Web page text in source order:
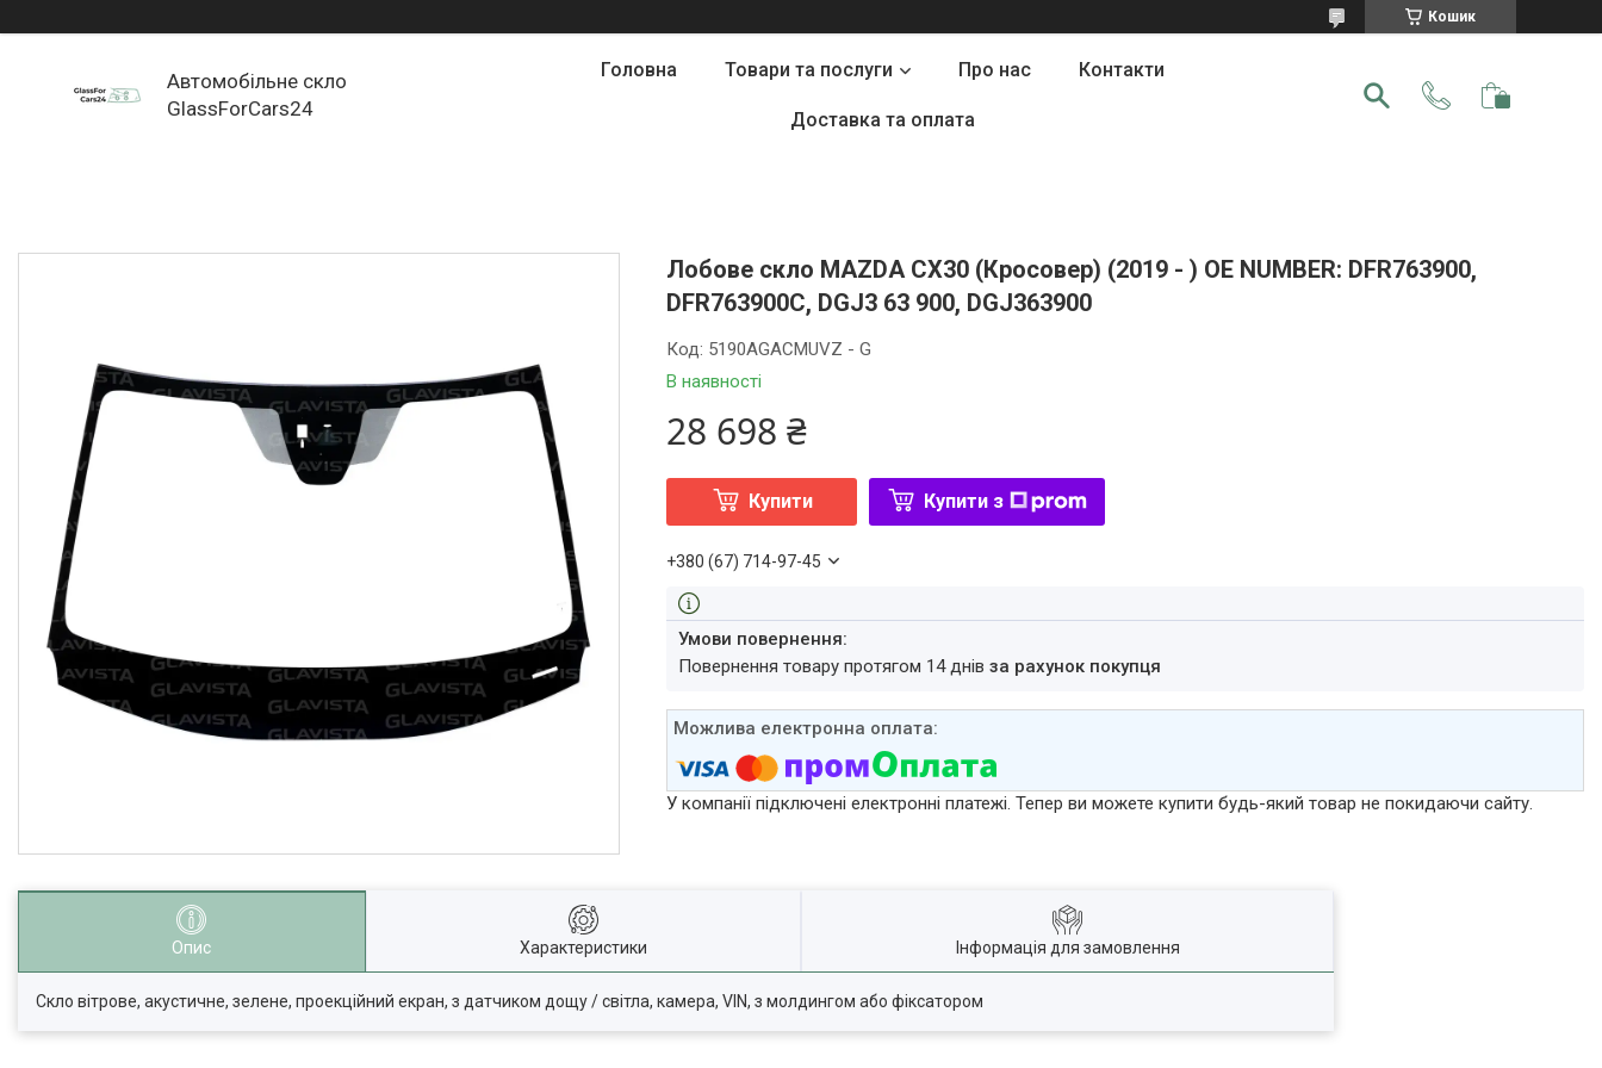
Кошик
Автомобільне скло
GlassForCars24
Головна Товари та послуги Про нас Контакти
Доставка та оплата
Лобове скло MAZDA CX30 (Кросовер) (2019 - ) OE NUMBER: DFR763900,
DFR763900C, DGJ3 63 900, DGJ363900
В наявності
Код: 5190AGACMUVZ - G
28 698 ₴
Купити Купити з
+380 (67) 714-97-45
повернення товару протягом 14 днівза рахунок покупця
У компанії підключені електронні платежі. Тепер ви можете купити будь-який товар не покидаючи сайту.
Опис Характеристики Інформація для замовлення
Скло вітрове, акустичне, зелене, проекційний екран, з датчиком дощу / світла, камера, VIN, з молдингом або фіксатором